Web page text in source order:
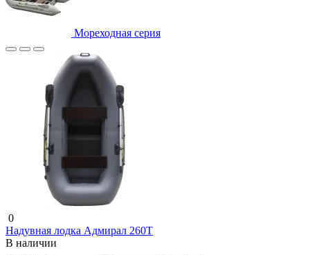
Мореходная серия
0
Надувная лодка Адмирал 260T
В наличии